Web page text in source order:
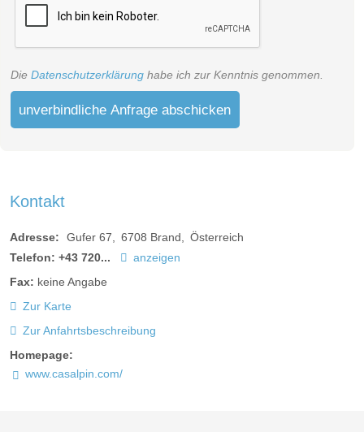
Die Datenschutzerklärung habe ich zur Kenntnis genommen.
unverbindliche Anfrage abschicken
Kontakt
Adresse: Gufer 67 6708 Brand
Österreich
Telefon: +43 720...
anzeigen
Fax: keine Angabe
Zur Karte
Zur Anfahrtsbeschreibung
Homepage:
www.casalpin.com/